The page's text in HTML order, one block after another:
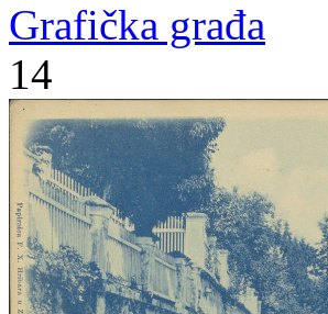
Grafička građa
14